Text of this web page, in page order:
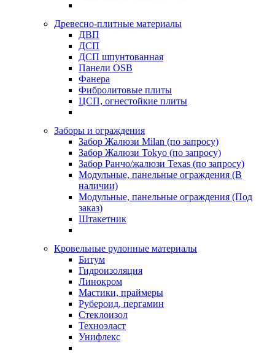
Древесно-плитные материалы
ДВП
ДСП
ДСП шпунтованная
Панели OSB
Фанера
Фибролитовые плиты
ЦСП, огнестойкие плиты
Заборы и ограждения
Забор Жалюзи Milan (по запросу)
Забор Жалюзи Tokyo (по запросу)
Забор Ранчо/жалюзи Texas (по запросу)
Модульные, панельные ограждения (В
наличии)
Модульные, панельные ограждения (Под
заказ)
Штакетник
Кровельные рулонные материалы
Битум
Гидроизоляция
Линокром
Мастики, праймеры
Рубероид, пергамин
Стеклоизол
Техноэласт
Унифлекс